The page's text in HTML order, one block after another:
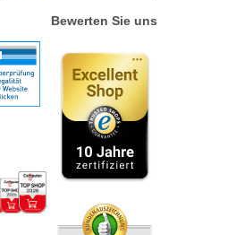
Bewerten Sie uns